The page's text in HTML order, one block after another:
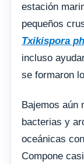
estación
pequeños
Txikispora
incluso
se formaron
Bajemos aún
bacterias y
oceánicas
Compone